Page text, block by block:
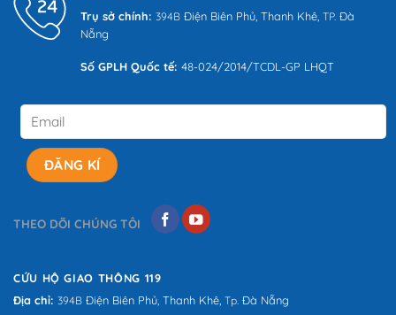
Tour
Trụ sở chính: 394B Điện Biên Phủ, Thanh Khê, TP. Đà
Nẵng
Số GPLH Quốc tế: 48-024/2014/TCDL-GP LHQT
THEO DÕI CHÚNG TÔI
CỨU HỘ GIAO THÔNG 119
Địa chỉ: 394B Điện Biên Phủ, Thanh Khê, Tp. Đà Nẵng